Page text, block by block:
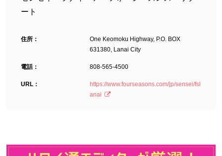
ート
住所：
One Keomoku Highway, P.O. BOX
631380, Lanai City
電話： 808-565-4500
URL：
https://www.fourseasons.com/jp/sensei/fsl
anai